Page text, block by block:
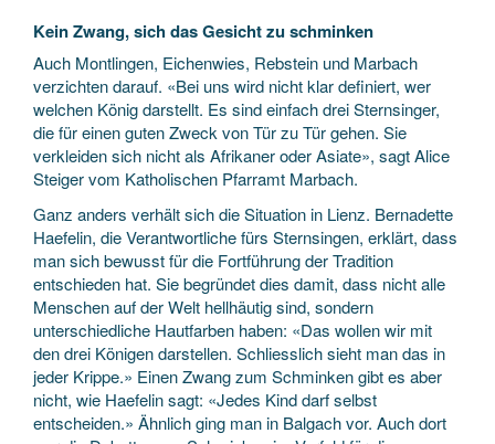
Kein Zwang, sich das Gesicht zu schminken
Auch Montlingen, Eichenwies, Rebstein und Marbach
verzichten darauf. «Bei uns wird nicht klar definiert, wer
welchen König darstellt. Es sind einfach drei Sternsinger,
die für einen guten Zweck von Tür zu Tür gehen. Sie
verkleiden sich nicht als Afrikaner oder Asiate», sagt Alice
Steiger vom Katholischen Pfarramt Marbach.
Ganz anders verhält sich die Situation in Lienz. Bernadette
Haefelin, die Verantwortliche fürs Sternsingen, erklärt, dass
man sich bewusst für die Fortführung der Tradition
entschieden hat. Sie begründet dies damit, dass nicht alle
Menschen auf der Welt hellhäutig sind, sondern
unterschiedliche Hautfarben haben: «Das wol­len wir mit
den drei Königen darstellen. Schliesslich sieht man das in
jeder Krippe.» Einen Zwang zum Schminken gibt es aber
nicht, wie Haefelin sagt: «Jedes Kind darf selbst
entscheiden.» Ähnlich ging man in Balg­ach vor. Auch dort